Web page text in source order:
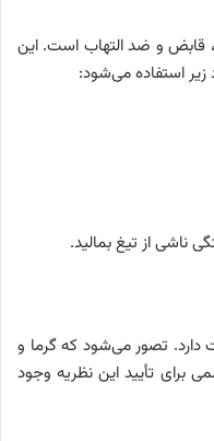
قابض و ضد التهاب است. این
زیر استفاده می‌شود:
ناشی از تیغ بمالید.
تصور می‌شود که گرما و
برای تأیید این نظریه وجود